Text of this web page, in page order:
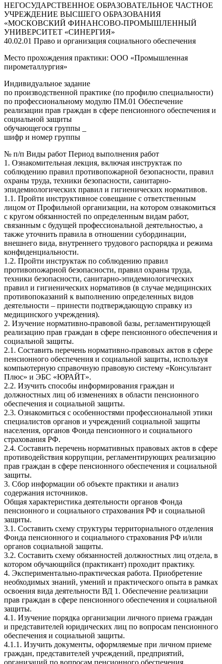
НЕГОСУДАРСТВЕННОЕ ОБРАЗОВАТЕЛЬНОЕ ЧАСТНОЕ
УЧРЕЖДЕНИЕ ВЫСШЕГО ОБРАЗОВАНИЯ
«МОСКОВСКИЙ ФИНАНСОВО-ПРОМЫШЛЕННЫЙ
УНИВЕРСИТЕТ «СИНЕРГИЯ»
40.02.01 Право и организация социального обеспечения
Место прохождения практики: ООО «Промышленная
пирометаллургия»
Индивидуальное задание
по производственной практике (по профилю специальности)
по профессиональному модулю ПМ.01 Обеспечение
реализации прав граждан в сфере пенсионного обеспечения и
социальной защиты
обучающегося группы _
шифр и номер группы
№ п/п Виды работ Период выполнения работ
1. Ознакомительная лекция, включая инструктаж по
соблюдению правил противопожарной безопасности, правил
охраны труда, техники безопасности, санитарно-
эпидемиологических правил и гигиенических нормативов.
1.1. Пройти инструктивное совещание с ответственным
лицом от Профильной организации, на котором ознакомиться
с кругом обязанностей по определенным видам работ,
связанным с будущей профессиональной деятельностью, а
также уточнить правила в отношении субординации,
внешнего вида, внутреннего трудового распорядка и режима
конфиденциальности.
1.2. Пройти инструктаж по соблюдению правил
противопожарной безопасности, правил охраны труда,
техники безопасности, санитарно-эпидемиологических
правил и гигиенических нормативов (в случае медицинских
противопоказаний к выполнению определенных видов
деятельности – принести подтверждающую справку из
медицинского учреждения).
2. Изучение нормативно-правовой базы, регламентирующей
реализацию прав граждан в сфере пенсионного обеспечения и
социальной защиты.
2.1. Составить перечень нормативно-правовых актов в сфере
пенсионного обеспечения и социальной защиты, используя
компьютерную справочную правовую систему «Консультант
Плюс» и ЭБС «ЮРАЙТ».
2.2. Изучить способы информирования граждан и
должностных лиц об изменениях в области пенсионного
обеспечения и социальной защиты.
2.3. Ознакомиться с особенностями профессиональной этики
специалистов органов и учреждений социальной защиты
населения, органов Фонда пенсионного и социального
страхования РФ.
2.4. Составить перечень нормативных правовых актов в сфере
противодействия коррупции, регламентирующих реализацию
прав граждан в сфере пенсионного обеспечения и социальной
защиты.
3. Сбор информации об объекте практики и анализ
содержания источников.
Общая характеристика деятельности органов Фонда
пенсионного и социального страхования РФ и социальной
защиты.
3.1. Составить схему структуры территориального отделения
Фонда пенсионного и социального страхования РФ и/или
органов социальной защиты.
3.2. Составить схему обязанностей должностных лиц отдела, в
котором обучающийся (практикант) проходит практику.
4. Экспериментально-практическая работа. Приобретение
необходимых знаний, умений и практического опыта в рамках
освоения вида деятельности ВД 1. Обеспечение реализации
прав граждан в сфере пенсионного обеспечения и социальной
защиты.
4.1. Изучение порядка организации личного приема граждан
и представителей юридических лиц по вопросам пенсионного
обеспечения и социальной защиты.
4.1.1. Изучить документы, оформляемые при личном приеме
граждан, представителей учреждений, предприятий,
организаций по вопросам пенсионного обеспечения,